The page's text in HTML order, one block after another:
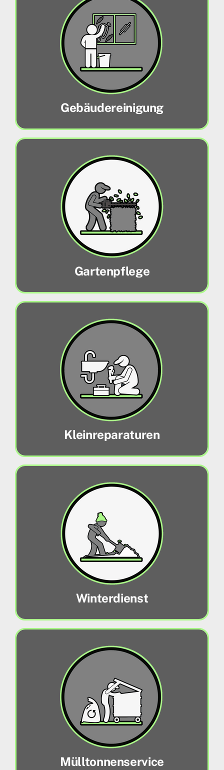
Gebäudereinigung
Gebäudereinigung
Wohlbefinden und Hygiene sind das A und O
einer jeden Gebäudepflege!
Mehr erfahren
Gartenpflege
Gartenpflege
Ob Mäharbeiten oder Heckenschnitt, wir
sind Ihr kompetenter Ansprechparter!
Mehr erfahren
Kleinreparaturen
Kleinreparaturen
Machen Sie sich keine Gedanken !
Kleinreparaturen übernehmen wir für Sie.
Mehr erfahren
Winterdienst
Winterdienst
Wir legen Sie nicht auf’s Eis!
Mehr erfahren
Mülltonnenservice
Mülltonnenservice
Damit die Müllabfuhr bei Ihnen auch
funktioniert, stellen wir Ihre Mülltonnen raus
(und natürlich auch wieder rein)!
Mehr erfahren